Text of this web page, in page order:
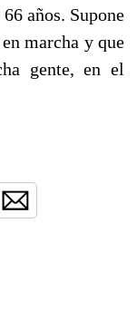
años. Supone
marcha y que
gente, en el